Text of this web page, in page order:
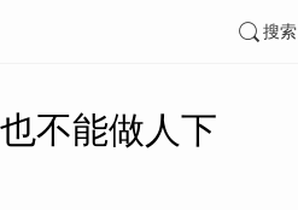
搜索
不能做人下